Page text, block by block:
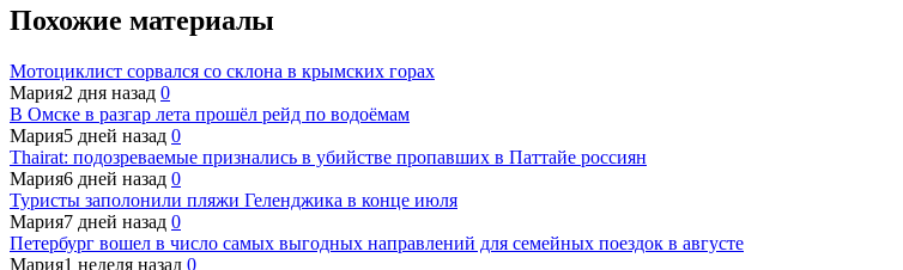
Похожие материалы
Мотоциклист сорвался со склона в крымских горах
Мария2 дня назад 0
В Омске в разгар лета прошёл рейд по водоёмам
Мария5 дней назад 0
Thairat: подозреваемые признались в убийстве пропавших в Паттайе россиян
Мария6 дней назад 0
Туристы заполонили пляжи Геленджика в конце июля
Мария7 дней назад 0
Петербург вошел в число самых выгодных направлений для семейных поездок в августе
Мария1 неделя назад 0